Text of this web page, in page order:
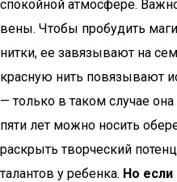
спокойной атмосфере.
вены. Чтобы пробудить
нитки, ее завязывают на
красную нить повязывают
— только в таком случае
пяти лет можно носить
раскрыть творческий
талантов у ребенка. Но